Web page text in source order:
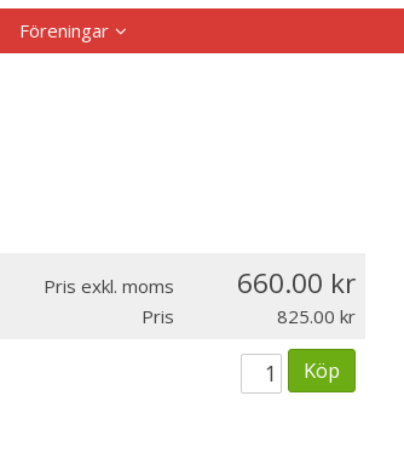
Föreningar
Pris exkl. moms 660.00
Pris 825.00
Köp